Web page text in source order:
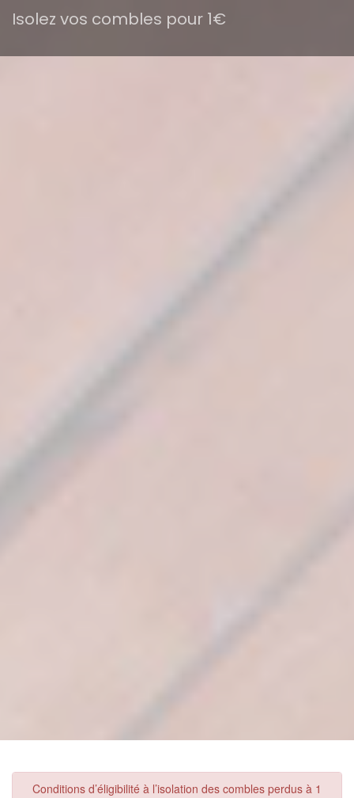
Isolez vos combles pour 1€
Conditions d’éligibilité à l’isolation des combles perdus à 1